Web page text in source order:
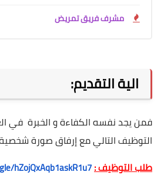
مشرف فريق تمريض
الية التقديم:
فمن يجد نفسه الكفاءة و الخبرة في
التوظيف التالي مع إرفاق صورة
طلب التوظيف :hZojQxAqb1askR1u7